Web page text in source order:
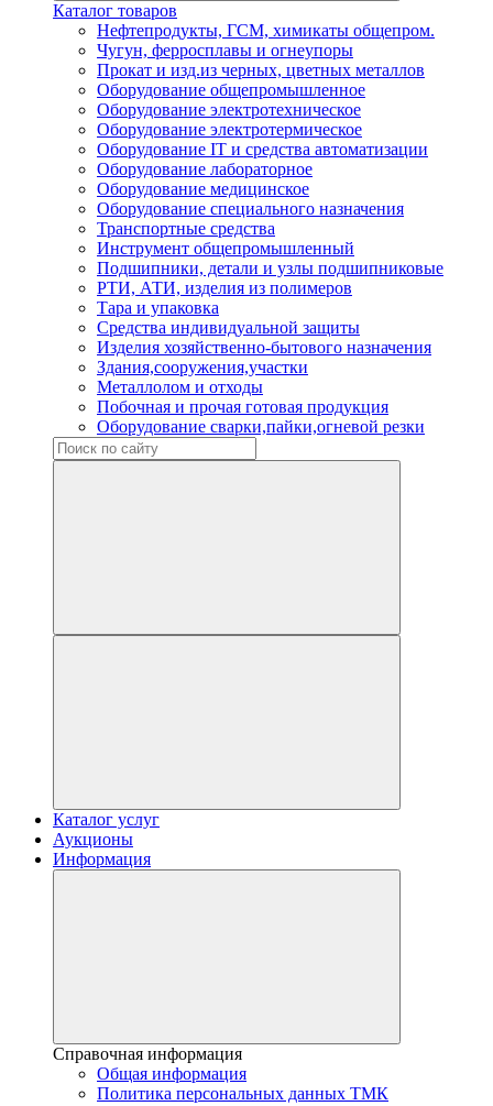
Каталог товаров
Нефтепродукты, ГСМ, химикаты общепром.
Чугун, ферросплавы и огнеупоры
Прокат и изд.из черных, цветных металлов
Оборудование общепромышленное
Оборудование электротехническое
Оборудование электротермическое
Оборудование IT и средства автоматизации
Оборудование лабораторное
Оборудование медицинское
Оборудование специального назначения
Транспортные средства
Инструмент общепромышленный
Подшипники, детали и узлы подшипниковые
РТИ, АТИ, изделия из полимеров
Тара и упаковка
Средства индивидуальной защиты
Изделия хозяйственно-бытового назначения
Здания,сооружения,участки
Металлолом и отходы
Побочная и прочая готовая продукция
Оборудование сварки,пайки,огневой резки
Каталог услуг
Аукционы
Информация
Справочная информация
Общая информация
Политика персональных данных ТМК